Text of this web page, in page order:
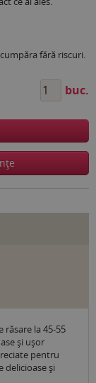
fără riscuri.
buc.
răsare la 45-55
și ușor
pentru
delicioase și